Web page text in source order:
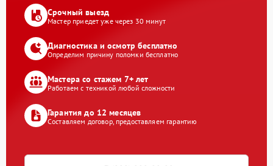
Срочный выезд
Мастер приедет уже через 30 минут
Диагностика и осмотр бесплатно
Определим причину поломки бесплатно
Мастера со стажем 7+ лет
Работаем с техникой любой сложности
Гарантия до 12 месяцев
Составляем договор, предоставляем гарантию